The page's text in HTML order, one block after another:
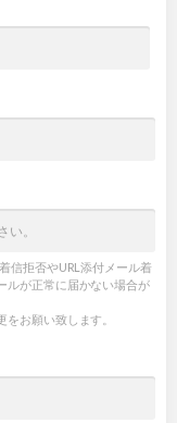
信拒否やURL添付メール着
ルが正常に届かない場合が
お願い致します。